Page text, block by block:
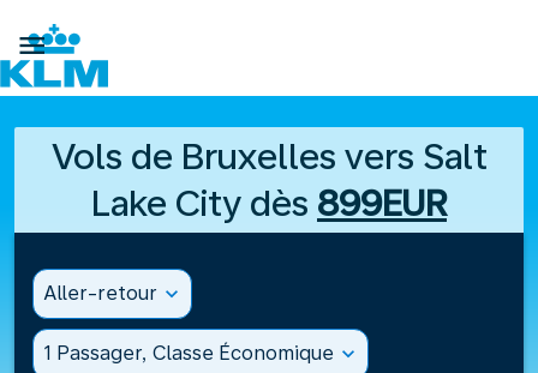

Vols de Bruxelles vers Salt
Lake City dès 899EUR
Aller-retour expand_more
1 Passager, Classe Économique expand_more